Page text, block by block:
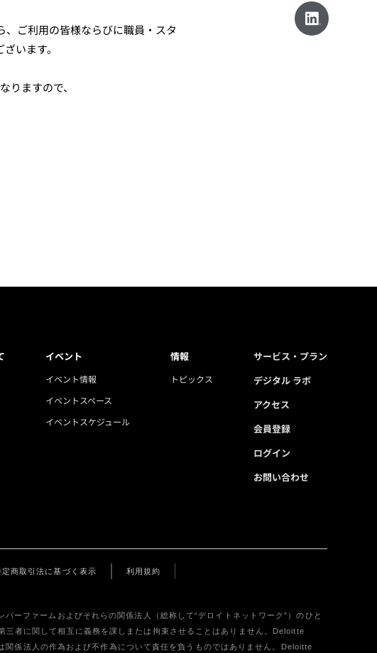
ご利用の皆様ならびに職員・スタ
います。
りますので、
イベント
イベント情報
イベントスペース
イベントスケジュール
情報
トピックス
サービス・プラン
デジタル ラボ
アクセス
会員登録
ログイン
お問い合わせ
定商取引法に基づく表示 利用規約
ファームおよびそれらの関係法人（総称して“デロイトネットワーク”）のひと
者に関して相互に義務を課しまたは拘束させることはありません。Deloitte
係法人の作為および不作為について責任を負うものではありません。Deloitte